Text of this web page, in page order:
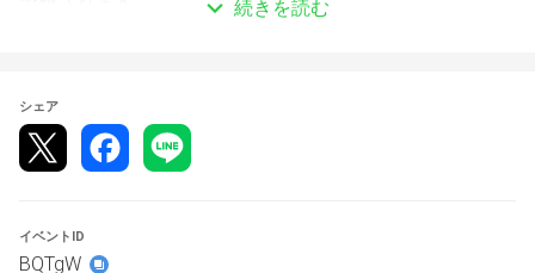
※参加人数により別枠にて配信を取り、対戦台2台で同時
進行となりますのでご了承ください。
・固定キャラ：ハイデルン
続きを読む
シェア
イベントID
BQTgW